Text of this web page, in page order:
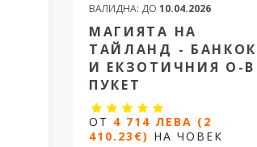
ВАЛИДНА: ДО 10.04.2026
МАГИЯТА НА
ТАЙЛАНД - БАНКОК
И ЕКЗОТИЧНИЯ О-В
ПУКЕТ
Екзотичен Тайланд - Банкок и
ОТ 4 714 ЛЕВА (2
410.23€) НА ЧОВЕК